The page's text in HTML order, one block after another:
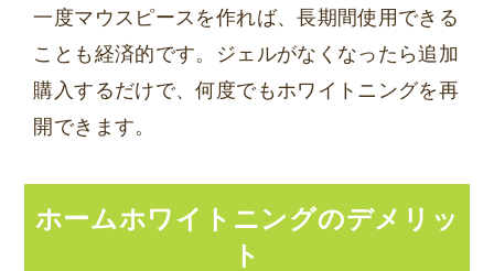
一度マウスピースを作れば、長期間使用できる
ことも経済的です。ジェルがなくなったら追加
購入するだけで、何度でもホワイトニングを再
開できます。
ホームホワイトニングのデメリッ
ト